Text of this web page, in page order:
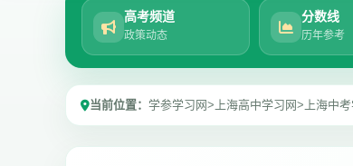
高考频道
政策动态
分数线
历年参考
当前位置： 学参学习网> 上海高中学习网> 上海中